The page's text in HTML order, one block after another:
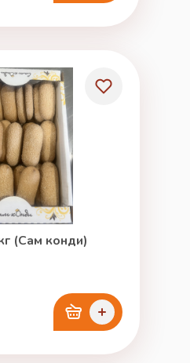
(Сам конди)